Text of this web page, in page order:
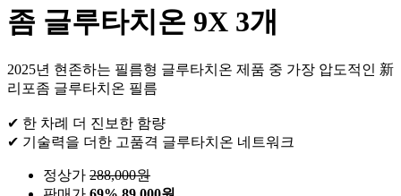
좀 글루타치온 9X 3개
2025년 현존하는 필름형 글루타치온 제품 중 가장 압도적인 新
리포좀 글루타치온 필름
✔ 한 차례 더 진보한 함량
✔ 기술력을 더한 고품격 글루타치온 네트워크
정상가 288,000원